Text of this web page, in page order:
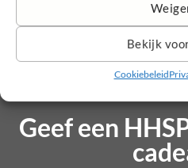
Bekijk
Cookiebeleid
Geef een